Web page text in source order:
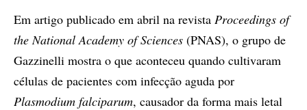
Em artigo publicado em abril na revista Proceedings of
the National Academy of Sciences (PNAS), o grupo de
Gazzinelli mostra o que aconteceu quando cultivaram
células de pacientes com infecção aguda por
Plasmodium falciparum, causador da forma mais letal